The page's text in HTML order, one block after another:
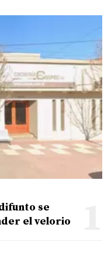
se
el velorio